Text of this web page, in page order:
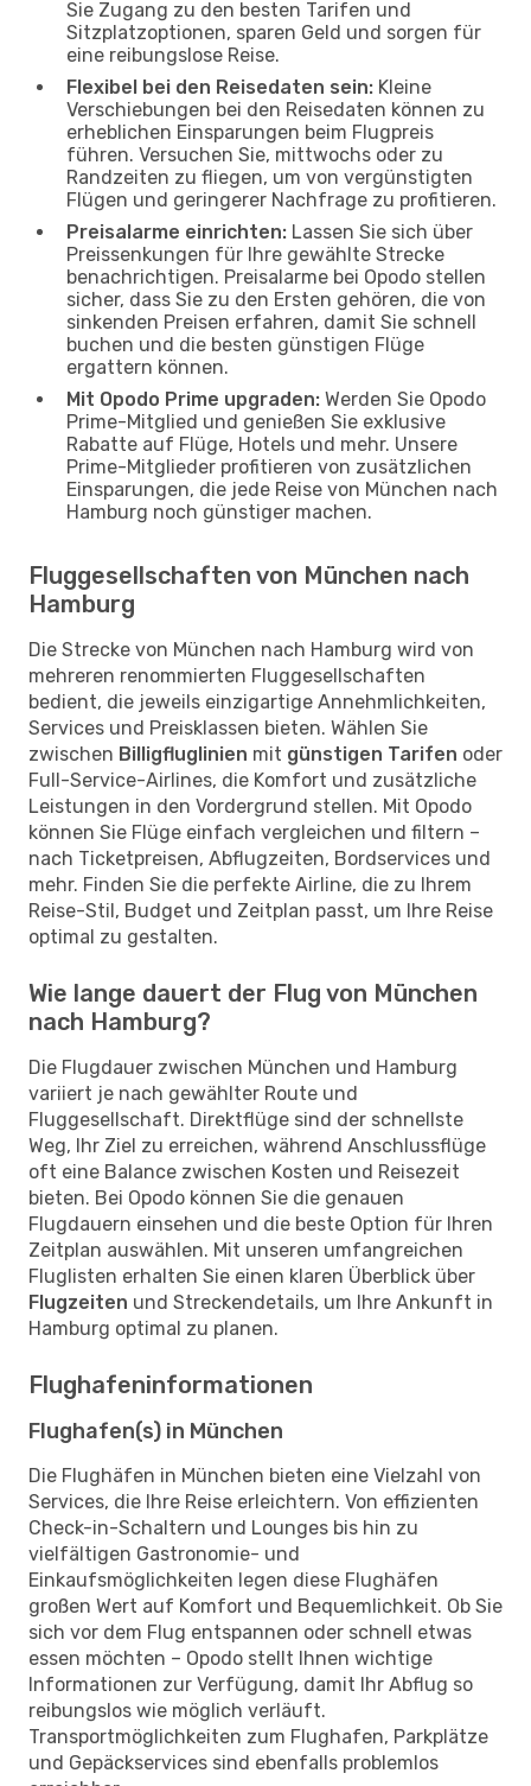
Sie Zugang zu den besten Tarifen und
Sitzplatzoptionen, sparen Geld und sorgen für
eine reibungslose Reise.
Flexibel bei den Reisedaten sein: Kleine
Verschiebungen bei den Reisedaten können zu
erheblichen Einsparungen beim Flugpreis
führen. Versuchen Sie, mittwochs oder zu
Randzeiten zu fliegen, um von vergünstigten
Flügen und geringerer Nachfrage zu profitieren.
Preisalarme einrichten: Lassen Sie sich über
Preissenkungen für Ihre gewählte Strecke
benachrichtigen. Preisalarme bei Opodo stellen
sicher, dass Sie zu den Ersten gehören, die von
sinkenden Preisen erfahren, damit Sie schnell
buchen und die besten günstigen Flüge
ergattern können.
Mit Opodo Prime upgraden: Werden Sie Opodo
Prime-Mitglied und genießen Sie exklusive
Rabatte auf Flüge, Hotels und mehr. Unsere
Prime-Mitglieder profitieren von zusätzlichen
Einsparungen, die jede Reise von München nach
Hamburg noch günstiger machen.
Fluggesellschaften von München nach
Hamburg
Die Strecke von München nach Hamburg wird von
mehreren renommierten Fluggesellschaften
bedient, die jeweils einzigartige Annehmlichkeiten,
Services und Preisklassen bieten. Wählen Sie
zwischen Billigfluglinien mit günstigen Tarifen oder
Full-Service-Airlines, die Komfort und zusätzliche
Leistungen in den Vordergrund stellen. Mit Opodo
können Sie Flüge einfach vergleichen und filtern –
nach Ticketpreisen, Abflugzeiten, Bordservices und
mehr. Finden Sie die perfekte Airline, die zu Ihrem
Reise-Stil, Budget und Zeitplan passt, um Ihre Reise
optimal zu gestalten.
Wie lange dauert der Flug von München
nach Hamburg?
Die Flugdauer zwischen München und Hamburg
variiert je nach gewählter Route und
Fluggesellschaft. Direktflüge sind der schnellste
Weg, Ihr Ziel zu erreichen, während Anschlussflüge
oft eine Balance zwischen Kosten und Reisezeit
bieten. Bei Opodo können Sie die genauen
Flugdauern einsehen und die beste Option für Ihren
Zeitplan auswählen. Mit unseren umfangreichen
Fluglisten erhalten Sie einen klaren Überblick über
Flugzeiten und Streckendetails, um Ihre Ankunft in
Hamburg optimal zu planen.
Flughafeninformationen
Flughafen(s) in München
Die Flughäfen in München bieten eine Vielzahl von
Services, die Ihre Reise erleichtern. Von effizienten
Check-in-Schaltern und Lounges bis hin zu
vielfältigen Gastronomie- und
Einkaufsmöglichkeiten legen diese Flughäfen
großen Wert auf Komfort und Bequemlichkeit. Ob Sie
sich vor dem Flug entspannen oder schnell etwas
essen möchten – Opodo stellt Ihnen wichtige
Informationen zur Verfügung, damit Ihr Abflug so
reibungslos wie möglich verläuft.
Transportmöglichkeiten zum Flughafen, Parkplätze
und Gepäckservices sind ebenfalls problemlos